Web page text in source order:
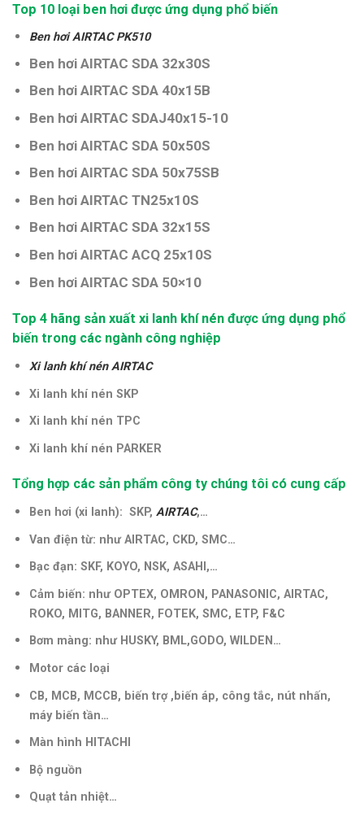
Top 10 loại ben hơi được ứng dụng phổ biến
Ben hơi AIRTAC PK510
Ben hơi AIRTAC SDA 32x30S
Ben hơi AIRTAC SDA 40x15B
Ben hơi AIRTAC SDAJ40x15-10
Ben hơi AIRTAC SDA 50x50S
Ben hơi AIRTAC SDA 50x75SB
Ben hơi AIRTAC TN25x10S
Ben hơi AIRTAC SDA 32x15S
Ben hơi AIRTAC ACQ 25x10S
Ben hơi AIRTAC SDA 50×10
Top 4 hãng sản xuất xi lanh khí nén được ứng dụng phổ
biến trong các ngành công nghiệp
Xi lanh khí nén AIRTAC
Xi lanh khí nén SKP
Xi lanh khí nén TPC
Xi lanh khí nén PARKER
Tổng hợp các sản phẩm công ty chúng tôi có cung cấp
Ben hơi (xi lanh): SKP, AIRTAC,…
Van điện từ: như AIRTAC, CKD, SMC…
Bạc đạn: SKF, KOYO, NSK, ASAHI,…
Cảm biến: như OPTEX, OMRON, PANASONIC, AIRTAC,
ROKO, MITG, BANNER, FOTEK, SMC, ETP, F&C
Bơm màng: như HUSKY, BML,GODO, WILDEN…
Motor các loại
CB, MCB, MCCB, biến trợ ,biến áp, công tắc, nút nhấn,
máy biến tần…
Màn hình HITACHI
Bộ nguồn
Quạt tản nhiệt…